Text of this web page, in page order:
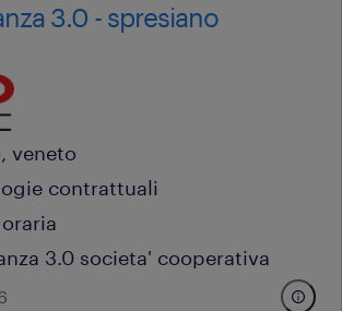
3.0 - spresiano
veneto
contrattuali
3.0 societa' cooperativa